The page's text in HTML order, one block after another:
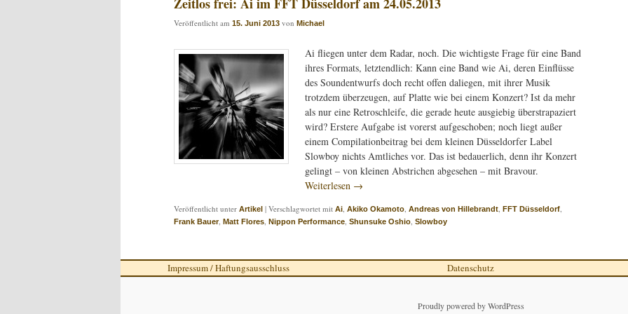
Veröffentlicht am 15. Juni 2013 von Michael
Ai fliegen unter dem Radar, noch. Die wichtigste Frage für eine Band
ihres Formats, letztendlich: Kann eine Band wie Ai, deren Einflüsse
des Soundentwurfs doch recht offen daliegen, mit ihrer Musik
trotzdem überzeugen, auf Platte wie bei einem Konzert? Ist da mehr
als nur eine Retroschleife, die gerade heute ausgiebig überstrapaziert
wird? Erstere Aufgabe ist vorerst aufgeschoben; noch liegt außer
einem Compilationbeitrag bei dem kleinen Düsseldorfer Label
Slowboy nichts Amtliches vor. Das ist bedauerlich, denn ihr Konzert
gelingt – von kleinen Abstrichen abgesehen – mit Bravour.
Weiterlesen →
Veröffentlicht unter Artikel | Verschlagwortet mit Ai Akiko Okamoto Andreas von Hillebrandt FFT Düsseldorf
Frank Bauer, Matt Flores Nippon Performance Shunsuke Oshio Slowboy
Impressum / Haftungsausschluss Datenschutz
Proudly powered by WordPress